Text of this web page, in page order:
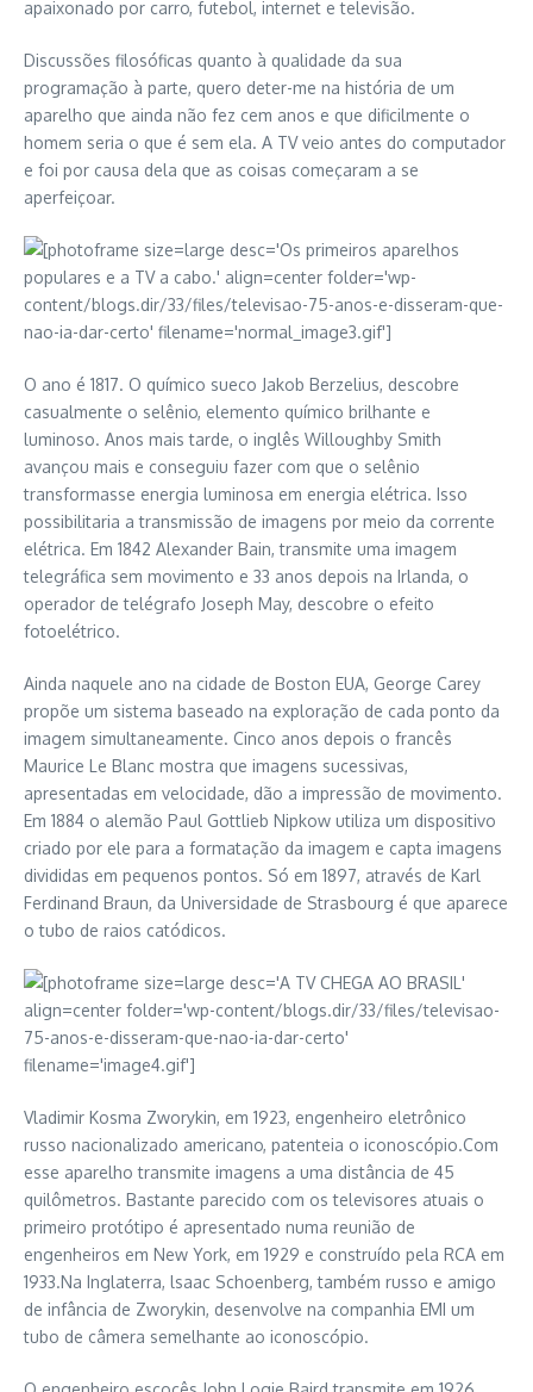
apaixonado por carro, futebol, internet e televisão.
Discussões filosóficas quanto à qualidade da sua
programação à parte, quero deter-me na história de um
aparelho que ainda não fez cem anos e que dificilmente o
homem seria o que é sem ela. A TV veio antes do computador
e foi por causa dela que as coisas começaram a se
aperfeiçoar.
O ano é 1817. O químico sueco Jakob Berzelius, descobre
casualmente o selênio, elemento químico brilhante e
luminoso. Anos mais tarde, o inglês Willoughby Smith
avançou mais e conseguiu fazer com que o selênio
transformasse energia luminosa em energia elétrica. Isso
possibilitaria a transmissão de imagens por meio da corrente
elétrica. Em 1842 Alexander Bain, transmite uma imagem
telegráfica sem movimento e 33 anos depois na Irlanda, o
operador de telégrafo Joseph May, descobre o efeito
fotoelétrico.
Ainda naquele ano na cidade de Boston EUA, George Carey
propõe um sistema baseado na exploração de cada ponto da
imagem simultaneamente. Cinco anos depois o francês
Maurice Le Blanc mostra que imagens sucessivas,
apresentadas em velocidade, dão a impressão de movimento.
Em 1884 o alemão Paul Gottlieb Nipkow utiliza um dispositivo
criado por ele para a formatação da imagem e capta imagens
divididas em pequenos pontos. Só em 1897, através de Karl
Ferdinand Braun, da Universidade de Strasbourg é que aparece
o tubo de raios catódicos.
Vladimir Kosma Zworykin, em 1923, engenheiro eletrônico
russo nacionalizado americano, patenteia o iconoscópio.Com
esse aparelho transmite imagens a uma distância de 45
quilômetros. Bastante parecido com os televisores atuais o
primeiro protótipo é apresentado numa reunião de
engenheiros em New York, em 1929 e construído pela RCA em
1933.Na Inglaterra, lsaac Schoenberg, também russo e amigo
de infância de Zworykin, desenvolve na companhia EMI um
tubo de câmera semelhante ao iconoscópio.